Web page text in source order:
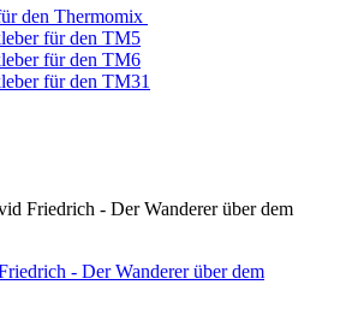
den Thermomix
für den TM5
für den TM6
für den TM31
Friedrich - Der Wanderer über dem